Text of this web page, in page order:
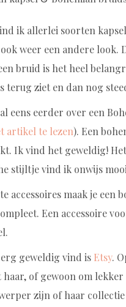
ik allerlei soorten
weer een andere look.
bruid is het heel
terug ziet en dan nog
eens eerder over een
artikel te lezen). Een
Ik vind het geweldig!
stijltje vind ik onwijs
accessoires maak je een
Een accessoire
geweldig vind is Etsy.
of gewoon om
zijn of haar